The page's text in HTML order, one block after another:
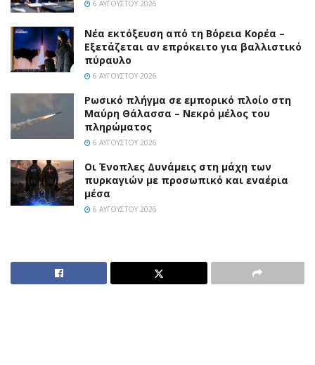
6 ΑΥΓΟΎΣΤΟΥ 2026
Νέα εκτόξευση από τη Βόρεια Κορέα –
Εξετάζεται αν επρόκειτο για βαλλιστικό
πύραυλο
6 ΑΥΓΟΎΣΤΟΥ 2026
Ρωσικό πλήγμα σε εμπορικό πλοίο στη
Μαύρη Θάλασσα – Νεκρό μέλος του
πληρώματος
6 ΑΥΓΟΎΣΤΟΥ 2026
Οι Ένοπλες Δυνάμεις στη μάχη των
πυρκαγιών με προσωπικό και εναέρια
μέσα
6 ΑΥΓΟΎΣΤΟΥ 2026